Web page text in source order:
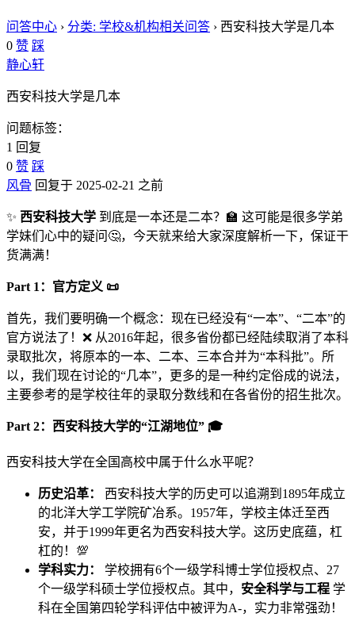
问答中心 › 分类: 学校&机构相关问答 › 西安科技大学是几本
0 赞 踩
静心轩
西安科技大学是几本
问题标签：
1 回复
0 赞 踩
风骨 回复于 2025-02-21 之前
✨ 西安科技大学 到底是一本还是二本？🏫 这可能是很多学弟
学妹们心中的疑问🤔，今天就来给大家深度解析一下，保证干
货满满！
Part 1：官方定义 📜
首先，我们要明确一个概念：现在已经没有“一本”、“二本”的
官方说法了！❌ 从2016年起，很多省份都已经陆续取消了本科
录取批次，将原本的一本、二本、三本合并为“本科批”。所
以，我们现在讨论的“几本”，更多的是一种约定俗成的说法，
主要参考的是学校往年的录取分数线和在各省份的招生批次。
Part 2：西安科技大学的“江湖地位” 🎓
西安科技大学在全国高校中属于什么水平呢？
历史沿革：
西安科技大学的历史可以追溯到1895年成立
的北洋大学工学院矿冶系。1957年，学校主体迁至西
安，并于1999年更名为西安科技大学。这历史底蕴，杠
杠的！💯
学科实力：
学校拥有6个一级学科博士学位授权点、27
个一级学科硕士学位授权点。其中， 安全科学与工程 学
科在全国第四轮学科评估中被评为A-，实力非常强劲！